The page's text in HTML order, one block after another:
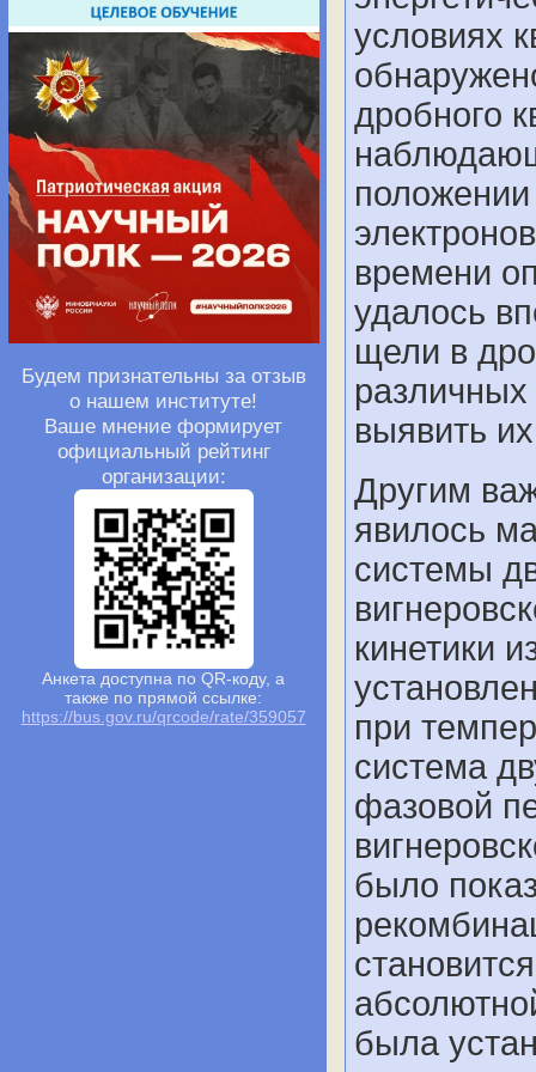
Будем признательны за отзыв
о нашем институте!
Ваше мнение формирует
официальный рейтинг
организации:
Анкета доступна по QR-коду, а
также по прямой ссылке:
https://bus.gov.ru/qrcode/rate/359057
условиях
дробного
времени
удалось
щели в
выявить
Другим
явилось
системы
кинетики
при
система
фазовой
было
была